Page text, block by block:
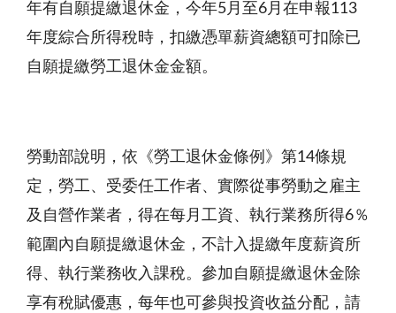
年有自願提繳退休金，今年5月至6月在申報113
年度綜合所得稅時，扣繳憑單薪資總額可扣除已
自願提繳勞工退休金金額。
勞動部說明，依《勞工退休金條例》第14條規
定，勞工、受委任工作者、實際從事勞動之雇主
及自營作業者，得在每月工資、執行業務所得6％
範圍內自願提繳退休金，不計入提繳年度薪資所
得、執行業務收入課稅。參加自願提繳退休金除
享有稅賦優惠，每年也可參與投資收益分配，請